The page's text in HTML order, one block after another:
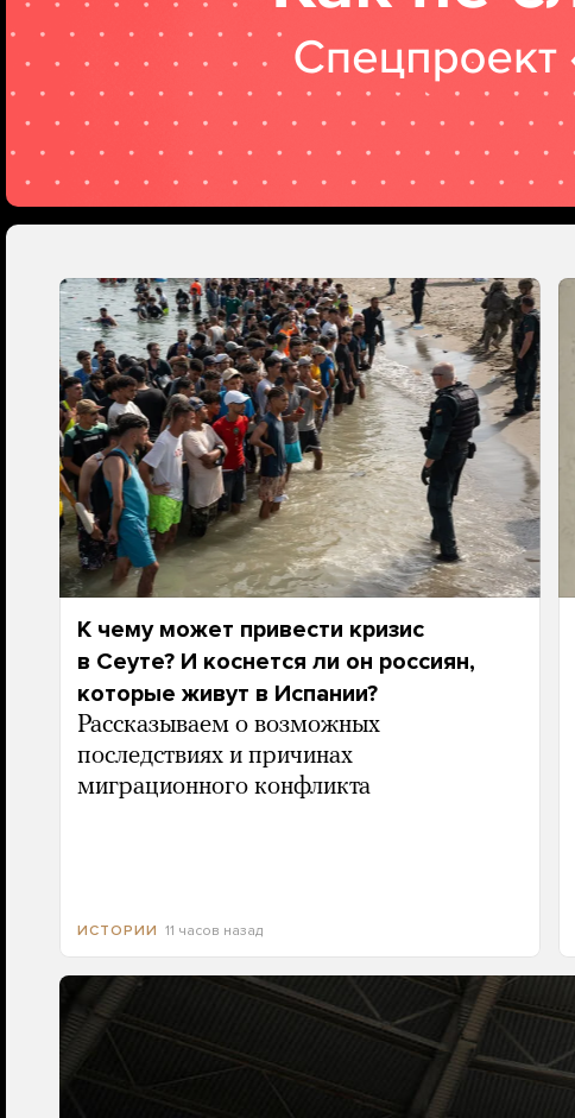
К чему может привести кризис
в Сеуте? И коснется ли он россиян,
которые живут в Испании?
Рассказываем о возможных
последствиях и причинах
миграционного конфликта
ИСТОРИИ 11 часов назад